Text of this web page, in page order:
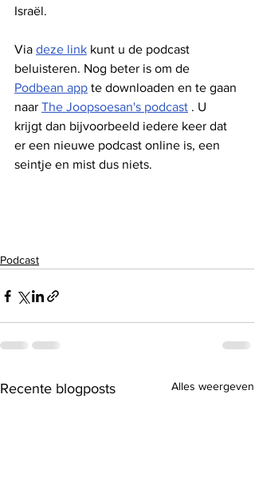
Israël.
Via deze link kunt u de podcast
beluisteren. Nog beter is om de
Podbean app te downloaden en te gaan
naar The Joopsoesan's podcast . U
krijgt dan bijvoorbeeld iedere keer dat
er een nieuwe podcast online is, een
seintje en mist dus niets.
Podcast
Recente blogposts Alles weergeven